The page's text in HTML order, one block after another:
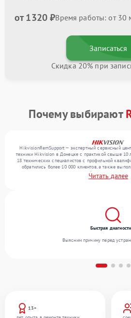
от 1320 ₽Время работы: от 30
Записаться
Скидка 20% при
Почему выбирают
HikvisionRemSupport — экспертный сервисный
техники Hikvision в Донецке с практикой свыше 10
18 технических специалистов с профильной
обратились более 10 000 клиентов, а также
ремонтов. Ежемесячно в сервисный центр
. Мы работаем с широким спектром неисправностей
Читать далее
13+
Быстрая
Выясним причину перед